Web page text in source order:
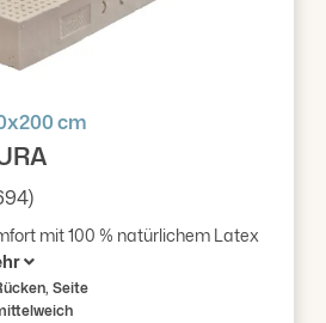
cm
Bewertung von 4.86 von 5
mit 100 % natürlichem Latex
Seite